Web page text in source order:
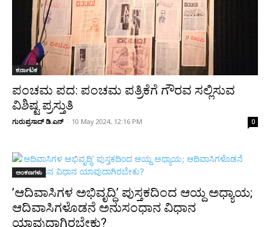
ಕರ್ನಾಟಕ
ಪಂಚಮ ಪದ: ಪಂಚಮ ಪತ್ರಿಕೆಗೆ ಗೌರವ ಸಲ್ಲಿಸುವ
ವಿಶಿಷ್ಟ ಪ್ರಸ್ತುತಿ
ಗುರುಪ್ರಸಾದ್ ಡಿ.ಎನ್ - 10 May 2024, 12:16 PM 0
ಅಂಕಣಗಳು
’ಆದಿವಾಸಿಗಳ ಅಭಿವೃದ್ಧಿ’ ಪುಸ್ತಕದಿಂದ ಆಯ್ದ ಅಧ್ಯಾಯ;
ಆದಿವಾಸಿಗಳೊಡನೆ ಅನುಸಂಧಾನ ವಿಧಾನ
ಯಾವುದಾಗಿರಬೇಕು?